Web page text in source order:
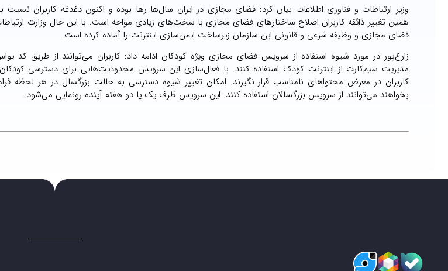
وزیر ارتباطات و فناوری اطلاعات بیان کرد: فضای مجازی در ایران سال‌ها رها بوده و اکنون دغدغه کاربران نسبت
همین تغییر ذائقه کاربران اصلاح ساختارهای فضای مجازی با سخت‌های زیادی مواجه است. با این حال وزارت
فضای مجازی و وظیفه شرعی و قانونی این سازمان زیرساخت ایمن‌سازی اینترنت را آماده کرده است.
مدیریت سیم‌کارت از اینترنت کودک استفاده کنند. با فعال‌سازی این سرویس محدودیت‌هایی برای دسترسی
کاربران در معرض محتواهای نامناسب قرار نگیرند. امکان تغییر شیوه دسترسی به حالت بزرگسال در هر لحظه
بخواهند می‌توانند از سرویس بزرگسالان استفاده کنند. این سرویس ظرف یک یا دو هفته آینده رونمایی می‌شود.